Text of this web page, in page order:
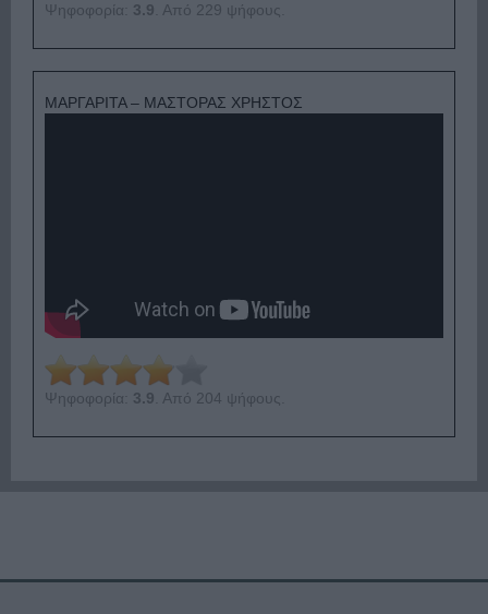
Ψηφοφορία: 3.9 . Από 229 ψήφους.
ΜΑΡΓΑΡΙΤΑ – ΜΑΣΤΟΡΑΣ ΧΡΗΣΤΟΣ
Ψηφοφορία: 3.9 . Από 204 ψήφους.